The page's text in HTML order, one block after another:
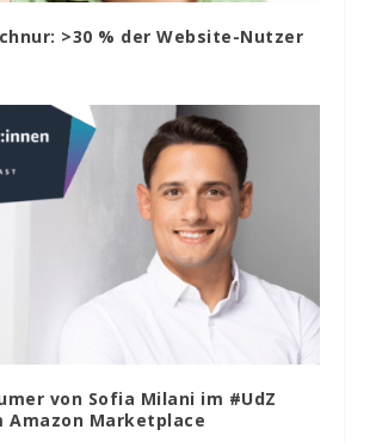
>30 % der Website-Nutzer
von Sofia Milani im #UdZ
Amazon Marketplace